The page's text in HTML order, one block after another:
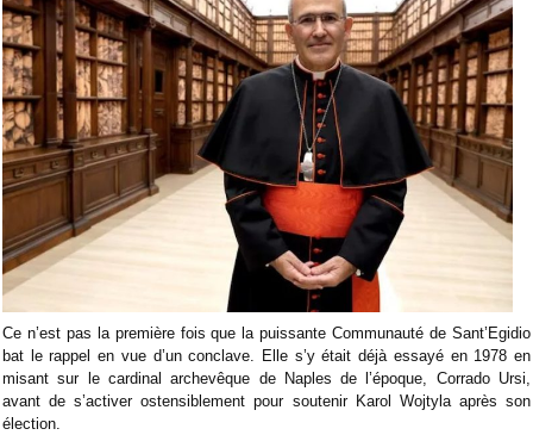
Ce n’est pas la première fois que la puissante Communauté de Sant’Egidio
bat le rappel en vue d’un conclave. Elle s’y était déjà essayé en 1978 en
misant sur le cardinal archevêque de Naples de l’époque, Corrado Ursi,
avant de s’activer ostensiblement pour soutenir Karol Wojtyla après son
élection.